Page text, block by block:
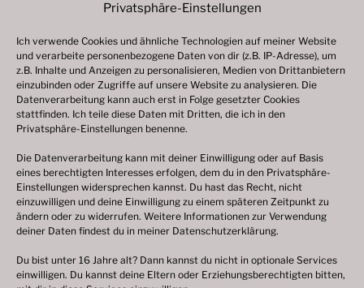
Privatsphäre-Einstellungen
Ich verwende Cookies und ähnliche Technologien auf meiner Website
und verarbeite personenbezogene Daten von dir (z.B. IP-Adresse), um
z.B. Inhalte und Anzeigen zu personalisieren, Medien von Drittanbietern
einzubinden oder Zugriffe auf unsere Website zu analysieren. Die
Datenverarbeitung kann auch erst in Folge gesetzter Cookies
stattfinden. Ich teile diese Daten mit Dritten, die ich in den
Privatsphäre-Einstellungen benenne.
Die Datenverarbeitung kann mit deiner Einwilligung oder auf Basis
eines berechtigten Interesses erfolgen, dem du in den Privatsphäre-
Einstellungen widersprechen kannst. Du hast das Recht, nicht
einzuwilligen und deine Einwilligung zu einem späteren Zeitpunkt zu
ändern oder zu widerrufen. Weitere Informationen zur Verwendung
deiner Daten findest du in meiner Datenschutzerklärung.
Du bist unter 16 Jahre alt? Dann kannst du nicht in optionale Services
einwilligen. Du kannst deine Eltern oder Erziehungsberechtigten bitten,
Beitragsnavigation
Vorheriger
Beitrag
Fotogalerie 1998
© 2003 – 2025 nilsbenthien.de,Datenschutzerklärung
|Cookie-Richtlinie EU|Impressum